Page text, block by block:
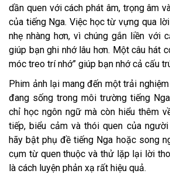
dần quen với cách phát âm, trọng âm
của tiếng Nga. Việc học từ vựng qua
nhẹ nhàng hơn, vì chúng gắn liền với
giúp bạn ghi nhớ lâu hơn. Một câu hát
móc treo trí nhớ” giúp bạn nhớ cả cấu
Phim ảnh lại mang đến một trải
đang sống trong môi trường tiếng
chỉ học ngôn ngữ mà còn hiểu thêm
tiếp, biểu cảm và thói quen của
hãy bật phụ đề tiếng Nga hoặc song
cụm từ quen thuộc và thử lặp lại lời
là cách luyện phản xạ rất hiệu quả.